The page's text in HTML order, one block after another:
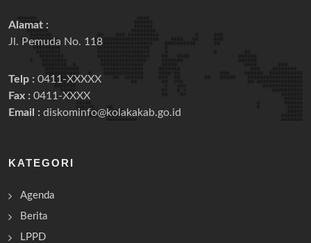
Alamat :
Jl. Pemuda No. 118
Telp : 0411-XXXXX
Fax : 0411-XXXX
Email : diskominfo@kolakakab.go.id
KATEGORI
Agenda
Berita
LPPD